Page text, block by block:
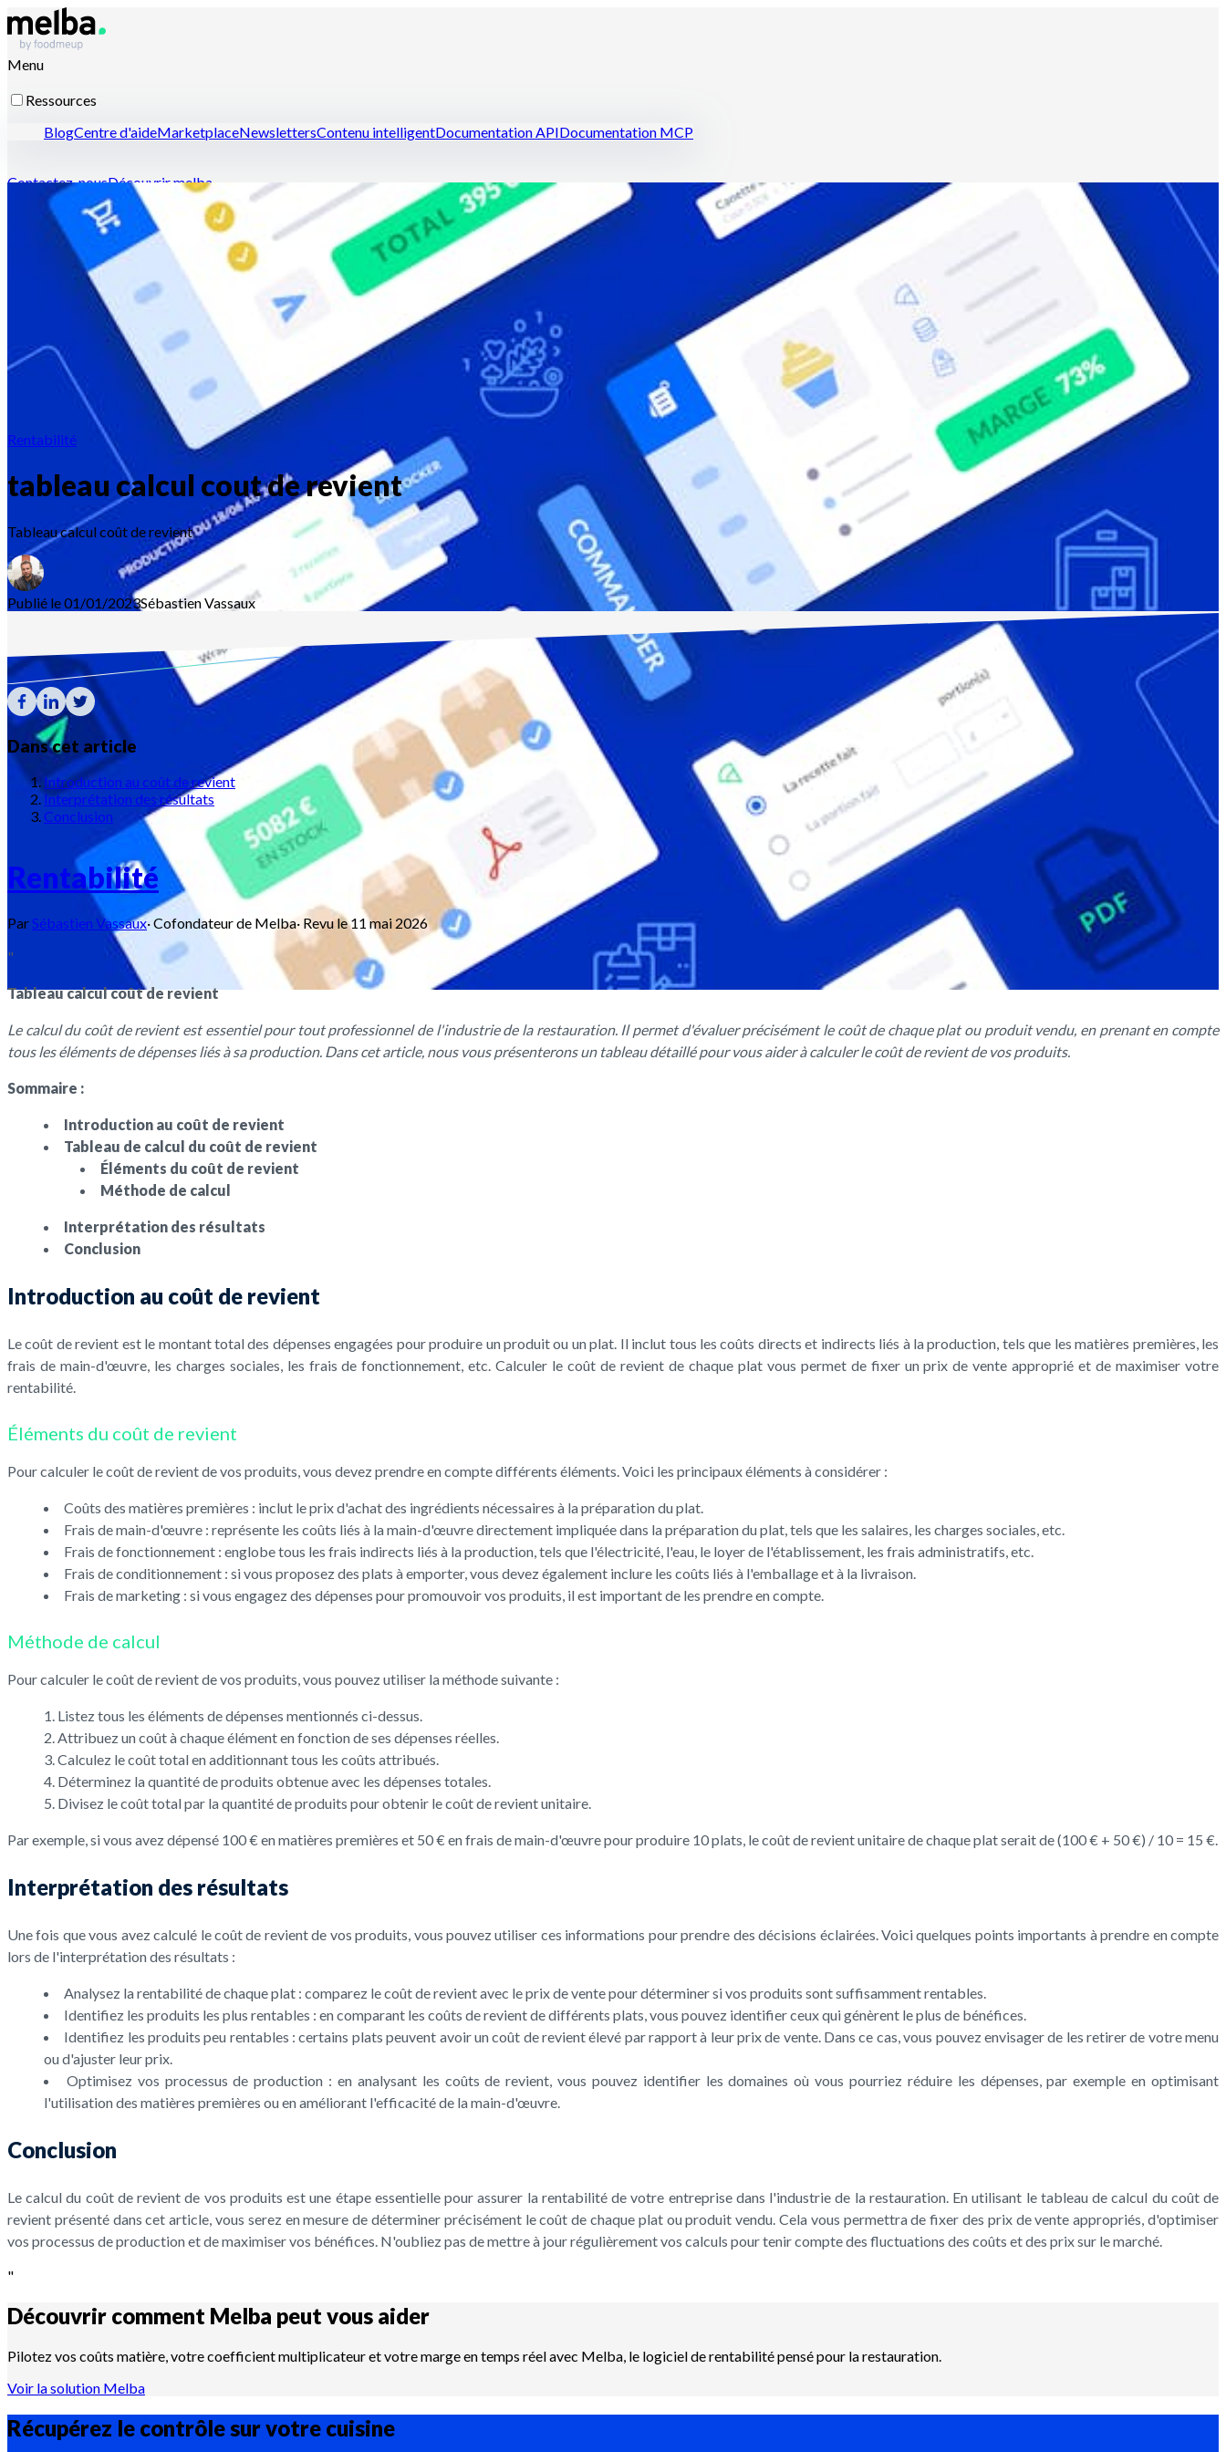
Menu
Ressources
BlogCentre d'aideMarketplaceNewslettersContenu intelligentDocumentation APIDocumentation MCP
Contactez-nousDécouvrir melba
Rentabilité
tableau calcul cout de revient
Tableau calcul coût de revient
Publié le 01/01/2023SébastienVassaux
Dans cet article
Introduction au coût de revient
Interprétation des résultats
Conclusion
Rentabilité
ParSébastien Vassaux·Cofondateur de Melba· Revu le11 mai 2026
"
Tableau calcul coût de revient
Le calcul du coût de revient est essentiel pour tout professionnel de l'industrie de la restauration. Il permet d'évaluer précisément le coût de chaque plat ou produit vendu, en prenant en compte
tous les éléments de dépenses liés à sa production. Dans cet article, nous vous présenterons un tableau détaillé pour vous aider à calculer le coût de revient de vos produits.
Sommaire :
Introduction au coût de revient
Tableau de calcul du coût de revient
Éléments du coût de revient
Méthode de calcul
Interprétation des résultats
Conclusion
Introduction au coût de revient
Le coût de revient est le montant total des dépenses engagées pour produire un produit ou un plat. Il inclut tous les coûts directs et indirects liés à la production, tels que les matières premières, les
frais de main-d'œuvre, les charges sociales, les frais de fonctionnement, etc. Calculer le coût de revient de chaque plat vous permet de fixer un prix de vente approprié et de maximiser votre
rentabilité.
Éléments du coût de revient
Pour calculer le coût de revient de vos produits, vous devez prendre en compte différents éléments. Voici les principaux éléments à considérer :
Coûts des matières premières : inclut le prix d'achat des ingrédients nécessaires à la préparation du plat.
Frais de main-d'œuvre : représente les coûts liés à la main-d'œuvre directement impliquée dans la préparation du plat, tels que les salaires, les charges sociales, etc.
Frais de fonctionnement : englobe tous les frais indirects liés à la production, tels que l'électricité, l'eau, le loyer de l'établissement, les frais administratifs, etc.
Frais de conditionnement : si vous proposez des plats à emporter, vous devez également inclure les coûts liés à l'emballage et à la livraison.
Frais de marketing : si vous engagez des dépenses pour promouvoir vos produits, il est important de les prendre en compte.
Méthode de calcul
Pour calculer le coût de revient de vos produits, vous pouvez utiliser la méthode suivante :
Listez tous les éléments de dépenses mentionnés ci-dessus.
Attribuez un coût à chaque élément en fonction de ses dépenses réelles.
Calculez le coût total en additionnant tous les coûts attribués.
Déterminez la quantité de produits obtenue avec les dépenses totales.
Divisez le coût total par la quantité de produits pour obtenir le coût de revient unitaire.
Par exemple, si vous avez dépensé 100 € en matières premières et 50 € en frais de main-d'œuvre pour produire 10 plats, le coût de revient unitaire de chaque plat serait de (100 € + 50 €) / 10 = 15 €.
Interprétation des résultats
Une fois que vous avez calculé le coût de revient de vos produits, vous pouvez utiliser ces informations pour prendre des décisions éclairées. Voici quelques points importants à prendre en compte
lors de l'interprétation des résultats :
Analysez la rentabilité de chaque plat : comparez le coût de revient avec le prix de vente pour déterminer si vos produits sont suffisamment rentables.
Identifiez les produits les plus rentables : en comparant les coûts de revient de différents plats, vous pouvez identifier ceux qui génèrent le plus de bénéfices.
Identifiez les produits peu rentables : certains plats peuvent avoir un coût de revient élevé par rapport à leur prix de vente. Dans ce cas, vous pouvez envisager de les retirer de votre menu
ou d'ajuster leur prix.
Optimisez vos processus de production : en analysant les coûts de revient, vous pouvez identifier les domaines où vous pourriez réduire les dépenses, par exemple en optimisant
l'utilisation des matières premières ou en améliorant l'efficacité de la main-d'œuvre.
Conclusion
Le calcul du coût de revient de vos produits est une étape essentielle pour assurer la rentabilité de votre entreprise dans l'industrie de la restauration. En utilisant le tableau de calcul du coût de
revient présenté dans cet article, vous serez en mesure de déterminer précisément le coût de chaque plat ou produit vendu. Cela vous permettra de fixer des prix de vente appropriés, d'optimiser
vos processus de production et de maximiser vos bénéfices. N'oubliez pas de mettre à jour régulièrement vos calculs pour tenir compte des fluctuations des coûts et des prix sur le marché.
"
Découvrir comment Melba peut vous aider
Pilotez vos coûts matière, votre coefficient multiplicateur et votre marge en temps réel avec Melba, le logiciel de rentabilité pensé pour la restauration.
Voir la solution Melba
Récupérez le contrôle sur votre cuisine